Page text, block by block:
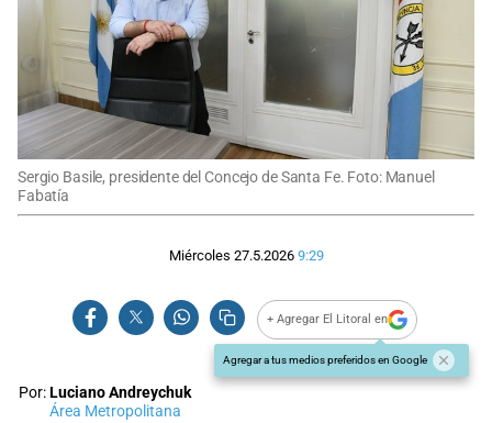
Sergio Basile, presidente del Concejo de Santa Fe. Foto: Manuel
Fabatía
Miércoles 27.5.2026 9:29
+ Agregar El Litoral en
Agregar a tus medios preferidos en Google
Por:Luciano Andreychuk
Área Metropolitana